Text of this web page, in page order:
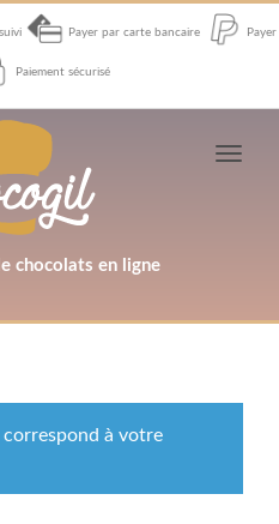
Payer par carte bancaire Payer
Paiement sécurisé
chocolats en ligne
Toggle
à votre